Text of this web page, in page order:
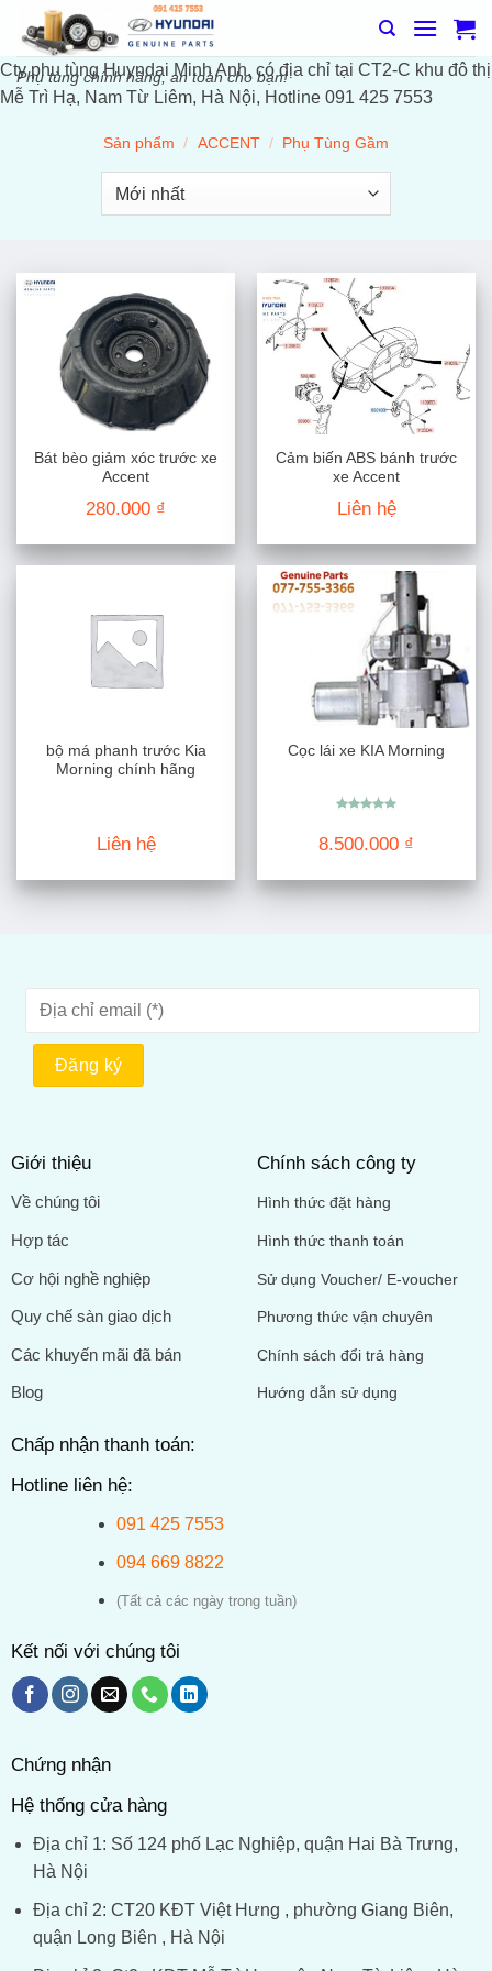
qua
nội
dung
Phụ tùng chính hãng, an toàn cho bạn!
Cty phụ tùng Huyndai Minh Anh, có địa chỉ tại CT2-C khu đô thị
Mễ Trì Hạ, Nam Từ Liêm, Hà Nội, Hotline 091 425 7553
Sản phẩm / ACCENT / Phụ Tùng Gầm
Bát bèo giảm xóc trước xe
Accent
280.000 ₫
Cảm biến ABS bánh trước
xe Accent
Liên hệ
bộ má phanh trước Kia
Morning chính hãng
Liên hệ
Cọc lái xe KIA Morning
5 sao
8.500.000 ₫
Giới thiệu
Về chúng tôi
Hợp tác
Cơ hội nghề nghiệp
Quy chế sàn giao dịch
Các khuyến mãi đã bán
Blog
Chính sách công ty
Hình thức đặt hàng
Hình thức thanh toán
Sử dụng Voucher/ E-voucher
Phương thức vận chuyên
Chính sách đổi trả hàng
Hướng dẫn sử dụng
Chấp nhận thanh toán:
Hotline liên hệ:
091 425 7553
094 669 8822
(Tất cả các ngày trong tuần)
Kết nối với chúng tôi
Chứng nhận
Hệ thống cửa hàng
Địa chỉ 1: Số 124 phố Lạc Nghiệp, quận Hai Bà Trưng,
Hà Nội
Địa chỉ 2: CT20 KĐT Việt Hưng , phường Giang Biên,
quận Long Biên , Hà Nội